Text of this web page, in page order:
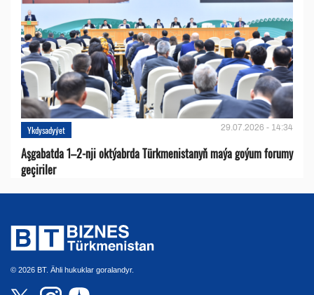
Ykdysadyýet 29.07.2026 - 14:34
Aşgabatda 1–2-nji oktýabrda Türkmenistanyň maýa goýum forumy
geçiriler
© 2026 BT. Ähli hukuklar goralandyr.